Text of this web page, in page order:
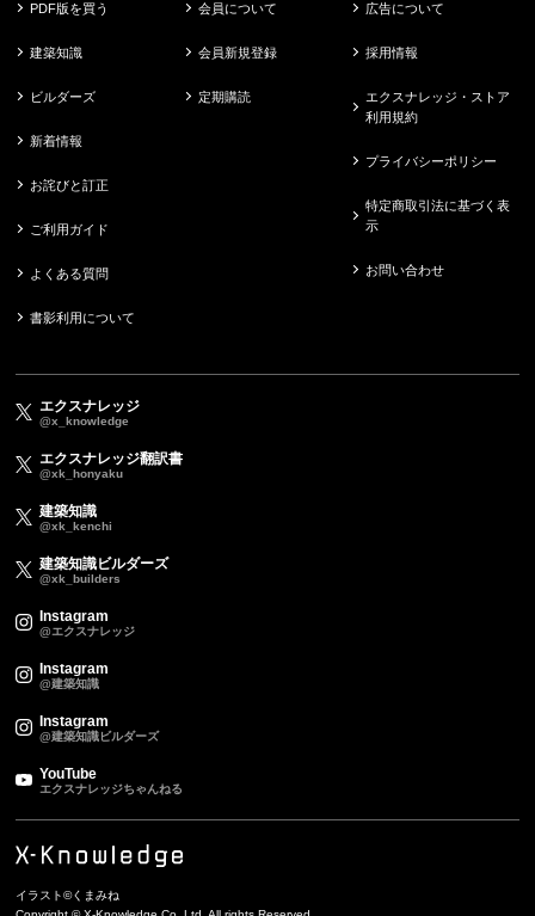
PDF版を買う
建築知識
ビルダーズ
新着情報
お詫びと訂正
ご利用ガイド
よくある質問
書影利用について
会員について
会員新規登録
定期購読
広告について
採用情報
エクスナレッジ・ストア
利用規約
プライバシーポリシー
特定商取引法に基づく表
示
お問い合わせ
エクスナレッジ
@x_knowledge
エクスナレッジ翻訳書
@xk_honyaku
建築知識
@xk_kenchi
建築知識ビルダーズ
@xk_builders
Instagram
@エクスナレッジ
Instagram
@建築知識
Instagram
@建築知識ビルダーズ
YouTube
エクスナレッジちゃんねる
イラスト©くまみね